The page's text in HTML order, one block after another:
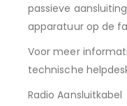
passieve
apparatuur op de
Voor meer
technische
Radio Aansluitkabel